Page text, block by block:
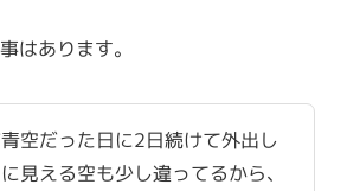
はあります。
空だった日に2日続けて外出し
見える空も少し違ってるから、